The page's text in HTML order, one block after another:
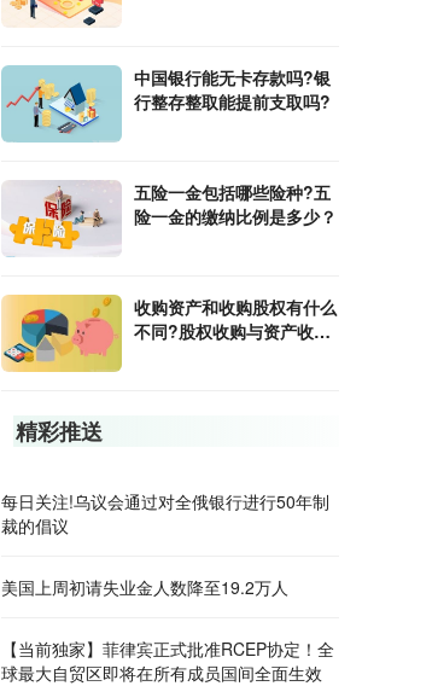
中国银行能无卡存款吗?银
行整存整取能提前支取吗?
五险一金包括哪些险种?五
险一金的缴纳比例是多少？
收购资产和收购股权有什么
不同?股权收购与资产收购
精彩推送
每日关注!乌议会通过对全俄银行进行50年制
裁的倡议
美国上周初请失业金人数降至19.2万人
【当前独家】菲律宾正式批准RCEP协定！全
球最大自贸区即将在所有成员国间全面生效